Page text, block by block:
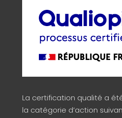
La certification qualité a
la catégorie d’action